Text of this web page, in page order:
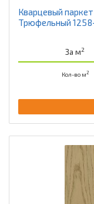
Кварцевый
Трюфельный
За м2
Кол-во м2